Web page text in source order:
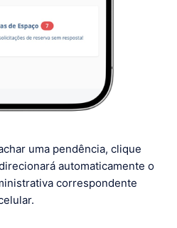
uma pendência, clique
automaticamente o
correspondente